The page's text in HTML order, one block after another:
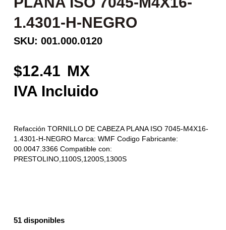
1.4301-H-NEGRO
SKU: 001.000.0120
12.41
Refacción TORNILLO DE CABEZA PLANA ISO 7045-M4X16-
1.4301-H-NEGRO Marca: WMF Codigo Fabricante:
00.0047.3366 Compatible con:
PRESTOLINO,1100S,1200S,1300S
51 disponibles